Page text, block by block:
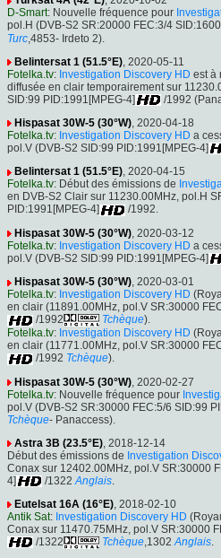
D-Smart: Nouvelle fréquence pour
pol.H (DVB-S2 SR:20000 FEC:3/4
Turc ,4853- Irdeto 2).
Belintersat 1 (51.5°E) , 2020-05-11
Fotelka.tv: Investigation Discovery HD est à
diffusée en clair temporairement sur
SID:99 PID:1991[MPEG-4]
/1992
Hispasat 30W-5 (30°W), 2020-04-18
Fotelka.tv: Investigation Discovery HD a
pol.V (DVB-S2 SID:99 PID:1991[MPEG-4]
Belintersat 1 (51.5°E), 2020-04-15
Fotelka.tv: Début des émissions de
en DVB-S2 Clair sur 11230.00MHz, pol.H
PID:1991[MPEG-4]
/1992.
Hispasat 30W-5 (30°W) , 2020-03-12
Fotelka.tv: Investigation Discovery HD a
pol.V (DVB-S2 SID:99 PID:1991[MPEG-4]
Hispasat 30W-5 (30°W), 2020-03-01
Fotelka.tv: Investigation Discovery HD
en clair (11891.00MHz, pol.V SR:30000
/1992
Tchèque).
Fotelka.tv: Investigation Discovery HD
en clair (11771.00MHz, pol.V SR:30000
/1992 Tchèque).
Hispasat 30W-5 (30°W) , 2020-02-27
Fotelka.tv: Nouvelle fréquence pour
pol.V (DVB-S2 SR:30000 FEC:5/6 SID:99
Tchèque- Panaccess).
Astra 3B (23.5°E), 2018-12-14
Début des émissions de Investigation
Conax sur 12402.00MHz, pol.V SR:30000
4]
/1322 Anglais.
Eutelsat 16A (16°E), 2018-02-10
Antik Sat: Investigation Discovery HD
Conax sur 11470.75MHz, pol.V SR:30000
/1322
Tchèque,1302 Anglais.